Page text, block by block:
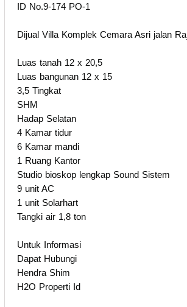
ID No.9-174 PO-1
Dijual Villa Komplek Cemara Asri jalan
Luas tanah 12 x 20,5
Luas bangunan 12 x 15
3,5 Tingkat
SHM
Hadap Selatan
4 Kamar tidur
6 Kamar mandi
1 Ruang Kantor
Studio bioskop lengkap Sound Sistem
9 unit AC
1 unit Solarhart
Tangki air 1,8 ton
Untuk Informasi
Dapat Hubungi
Hendra Shim
H2O Properti Id